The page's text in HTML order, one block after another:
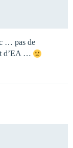
… pas de
d’EA …